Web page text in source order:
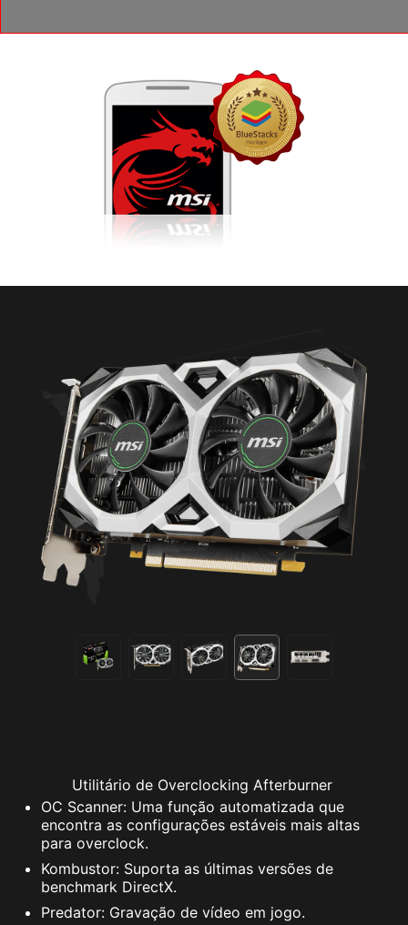
Utilitário de Overclocking Afterburner
OC Scanner: Uma função automatizada que
encontra as configurações estáveis mais altas
para overclock.
Kombustor: Suporta as últimas versões de
benchmark DirectX.
Predator: Gravação de vídeo em jogo.